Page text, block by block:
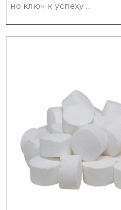
но ключ к успеху ...